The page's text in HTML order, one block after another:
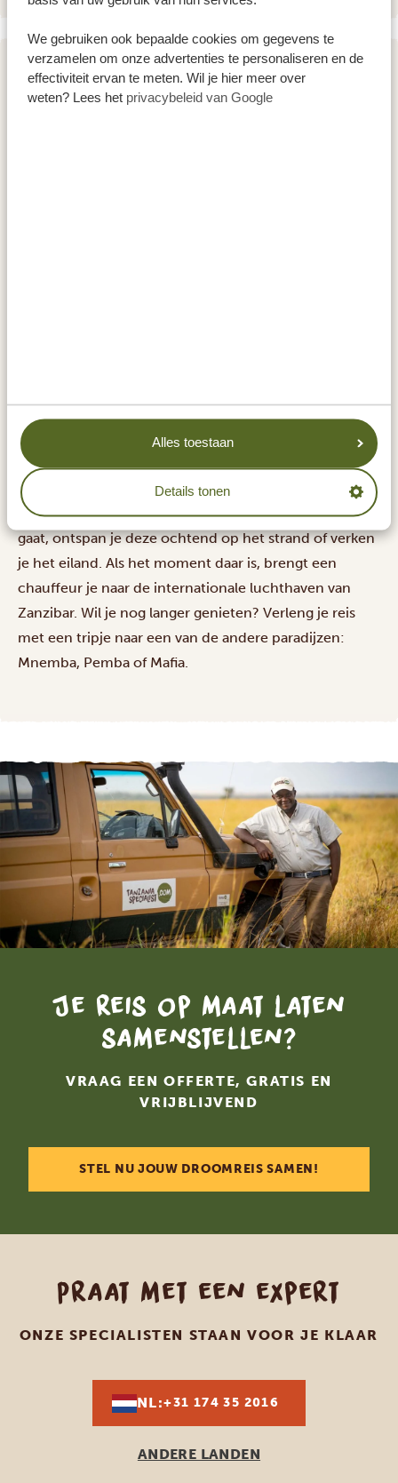
We gebruiken ook bepaalde cookies om gegevens te
verzamelen om onze advertenties te personaliseren en de
effectiviteit ervan te meten. Wil je hier meer over
weten? Lees het privacybeleid van Google
Alles toestaan
Details tonen
DAG 5 - 6
INTERNATIONALE VLUCHT
Internationale
vlucht
huiswaarts
De laatste dag! Afhankelijk van je de tijd dat je vlucht
gaat, ontspan je deze ochtend op het strand of verken
je het eiland. Als het moment daar is, brengt een
chauffeur je naar de internationale luchthaven van
Zanzibar. Wil je nog langer genieten? Verleng je reis
met een tripje naar een van de andere paradijzen:
Mnemba, Pemba of Mafia.
Je reis op maat laten
samenstellen?
VRAAG EEN OFFERTE, GRATIS EN
VRIJBLIJVEND
STEL NU JOUW DROOMREIS SAMEN!
Praat met een expert
ONZE SPECIALISTEN STAAN VOOR JE KLAAR
NL:+31 174 35 2016
ANDERE LANDEN